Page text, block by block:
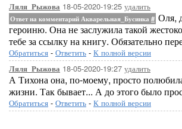
Ляля_Рыжова 18-05-2020-19:25 удалить
Ответ на комментарий Акварельная_Бусинка # Оля,
героиню. Она не заслужила такой
тебе за ссылку на книгу. Обязательно
Обратиться - Ответить - К полной версии
Ляля_Рыжова 18-05-2020-19:27 удалить
А Тихона она, по-моему, просто
жизни. Так бывает... А до этого было
Обратиться - Ответить - К полной версии